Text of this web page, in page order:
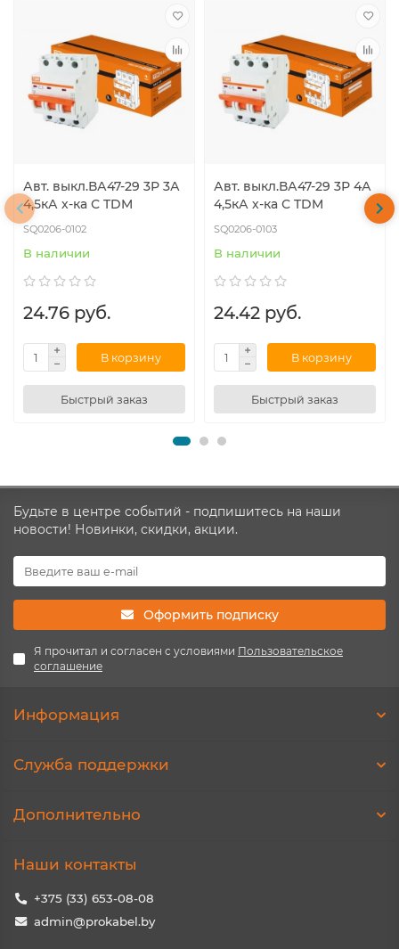
Авт. выкл.ВА47-29 3Р 3А
4,5кА х-ка С TDM
SQ0206-0102
В наличии
24.76 руб.
В корзину
Быстрый заказ
Авт. выкл.ВА47-29 3Р 4А
4,5кА х-ка С TDM
SQ0206-0103
В наличии
24.42 руб.
В корзину
Быстрый заказ
Будьте в центре событий - подпишитесь на наши
новости! Новинки, скидки, акции.
Оформить подписку
Я прочитал и согласен с условиями Пользовательское
соглашение
Информация
Служба поддержки
Дополнительно
Наши контакты
+375 (33) 653-08-08
admin@prokabel.by